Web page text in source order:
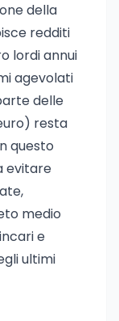
della
redditi
lordi annui
agevolati
delle
resta
questo
evitare
medio
e
ultimi